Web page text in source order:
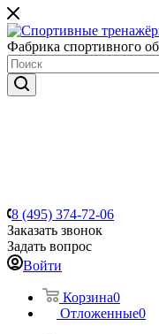
Фабрика спортивного
8 (495) 374-72-06
Заказать звонок
Задать вопрос
Войти
Корзина0
Отложенные0